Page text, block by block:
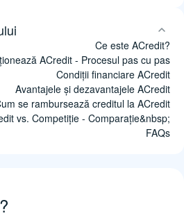
Ce este ACredit?
ACredit - Procesul pas cu pas
Condiții financiare ACredit
Avantajele și dezavantajele ACredit
se rambursează creditul la ACredit
vs. Competiție - Comparație&nbsp;
FAQs